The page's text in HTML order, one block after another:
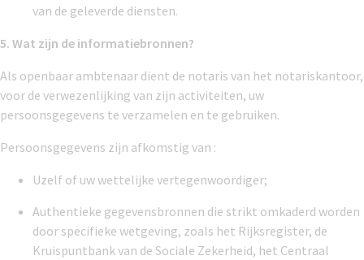
van de geleverde diensten.
5. Wat zijn de informatiebronnen?
Als openbaar ambtenaar dient de notaris van het notariskantoor,
voor de verwezenlijking van zijn activiteiten, uw
persoonsgegevens te verzamelen en te gebruiken.
Persoonsgegevens zijn afkomstig van :
Uzelf of uw wettelijke vertegenwoordiger;
Authentieke gegevensbronnen die strikt omkaderd worden
door specifieke wetgeving, zoals het Rijksregister, de
Kruispuntbank van de Sociale Zekerheid, het Centraal